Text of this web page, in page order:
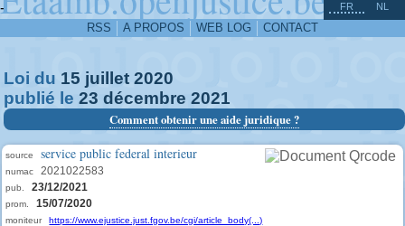
-
RSS A PROPOS WEB LOG CONTACT
FR NL
Loi du 15 juillet 2020
publié le 23 décembre 2021
Comment obtenir une aide juridique ?
source service public federal interieur
numac 2021022583
pub. 23/12/2021
prom. 15/07/2020
moniteur https://www.ejustice.just.fgov.be/cgi/article_body(...)
^